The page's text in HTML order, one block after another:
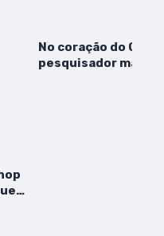
No coração do
pesquisador